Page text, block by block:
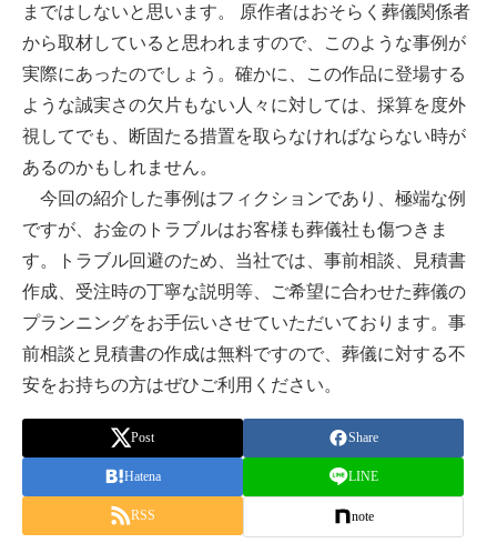
まではしないと思います。 原作者はおそらく葬儀関係者
から取材していると思われますので、このような事例が
実際にあったのでしょう。確かに、この作品に登場する
ような誠実さの欠片もない人々に対しては、採算を度外
視してでも、断固たる措置を取らなければならない時が
あるのかもしれません。
今回の紹介した事例はフィクションであり、極端な例
ですが、お金のトラブルはお客様も葬儀社も傷つきま
す。トラブル回避のため、当社では、事前相談、見積書
作成、受注時の丁寧な説明等、ご希望に合わせた葬儀の
プランニングをお手伝いさせていただいております。事
前相談と見積書の作成は無料ですので、葬儀に対する不
安をお持ちの方はぜひご利用ください。
Post Share
Hatena LINE
RSS note